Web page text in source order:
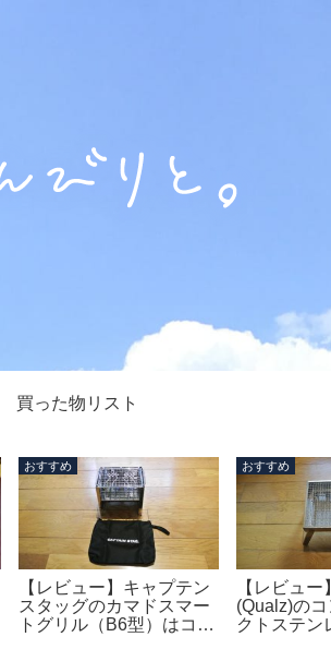
買った物リスト
おすすめ
【レビュー】キャプテン
スタッグのカマドスマー
トグリル（B6型）はコン
おすすめ
【レビュ
(Qualz)の
クトステン